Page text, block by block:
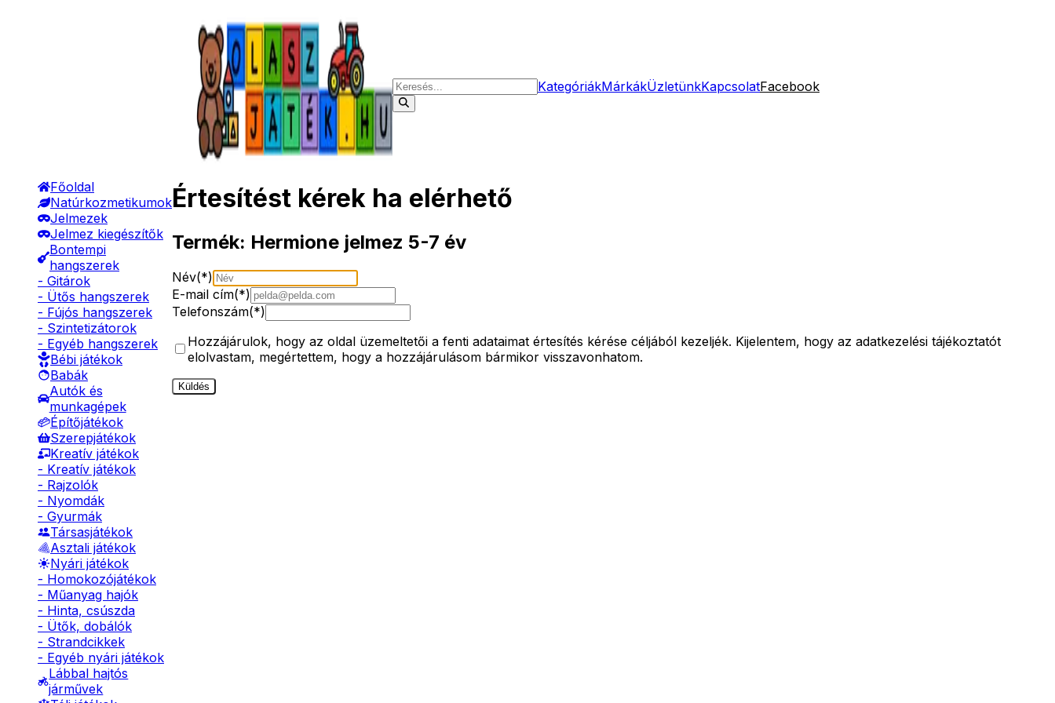
KategóriákMárkákÜzletünkKapcsolatFacebook
Főoldal
Natúrkozmetikumok
Jelmezek
Jelmez kiegészítők
Bontempi
hangszerek
- Gitárok
- Ütős hangszerek
- Fújós hangszerek
- Szintetizátorok
- Egyéb hangszerek
Bébi játékok
Babák
Autók és
munkagépek
Építőjátékok
Szerepjátékok
Kreatív játékok
- Kreatív játékok
- Rajzolók
- Nyomdák
- Gyurmák
Társasjátékok
Asztali játékok
Nyári játékok
- Homokozójátékok
- Műanyag hajók
- Hinta, csúszda
- Ütők, dobálók
- Strandcikkek
- Egyéb nyári játékok
Lábbal hajtós
járművek
Értesítést kérek ha elérhető
Termék: Hermione jelmez 5-7 év
Név(*)
E-mail cím(*)
Telefonszám(*)
Hozzájárulok, hogy az oldal üzemeltetői a fenti adataimat értesítés kérése céljából kezeljék. Kijelentem, hogy az adatkezelési tájékoztatót
elolvastam, megértettem, hogy a hozzájárulásom bármikor visszavonhatom.
Küldés